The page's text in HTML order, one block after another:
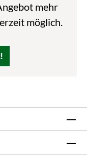
mehr
möglich.